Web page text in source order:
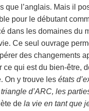
que l’anglais. Mais il
pour le débutant
dans les domaines du
Ce seul ouvrage
des changements
ce qui est du bien-être,
On y trouve les états
d’ARC, les
de la vie en tant que